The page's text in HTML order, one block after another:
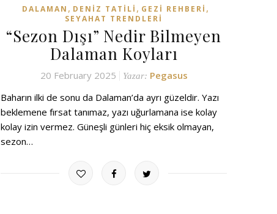
DALAMAN , DENIZ TATILI , GEZI REHBERI ,
SEYAHAT TRENDLERI
“Sezon Dışı” Nedir Bilmeyen
Dalaman Koyları
20 February 2025 Yazar: Pegasus
Baharın ilki de sonu da Dalaman’da ayrı güzeldir. Yazı
beklemene fırsat tanımaz, yazı uğurlamana ise kolay
kolay izin vermez. Güneşli günleri hiç eksik olmayan,
sezon…